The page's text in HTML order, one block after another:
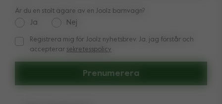
Prenumerera
Är du en stolt ägare av en Joolz barnvagn?
Ja Nej
Registrera mig för Joolz nyhetsbrev. Ja, jag förstår och
Registrera mig för Joolz nyhetsbrev. Ja, jag förstår och
accepterar sekretesspolicy